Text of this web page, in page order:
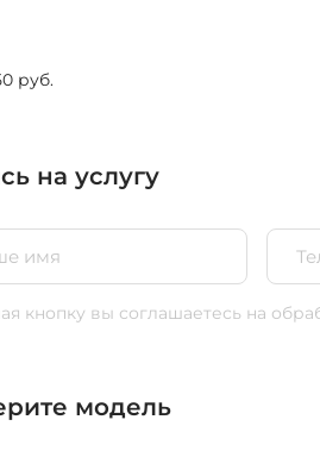
руб.
на услугу
кнопку вы соглашаетесь на
модель